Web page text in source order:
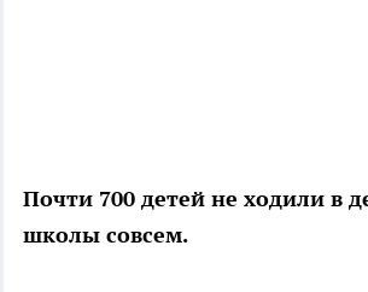
Почти 700 детей не ходили в
школы совсем.